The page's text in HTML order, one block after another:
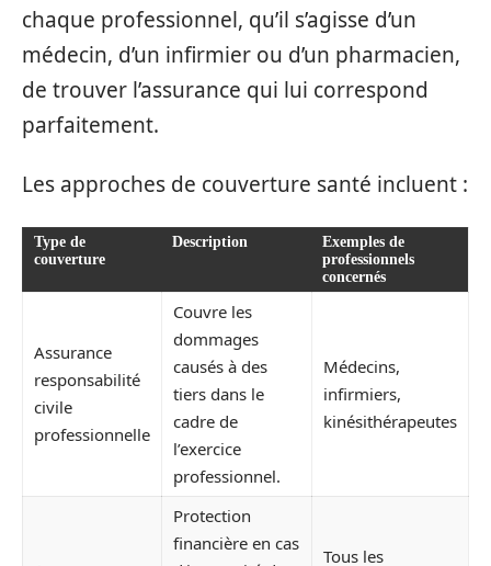
chaque professionnel, qu’il s’agisse d’un
médecin, d’un infirmier ou d’un pharmacien,
de trouver l’assurance qui lui correspond
parfaitement.
Les approches de couverture santé incluent :
Type de
couverture
Description
Exemples de
professionnels
concernés
Assurance
responsabilité
civile
professionnelle
Couvre les
dommages
causés à des
tiers dans le
cadre de
l’exercice
professionnel.
Médecins,
infirmiers,
kinésithérapeutes
Protection
financière en cas
Tous les